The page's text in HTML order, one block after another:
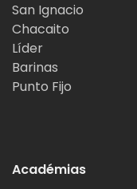
San Ignacio
Chacaito
Líder
Barinas
Punto Fijo
Académias